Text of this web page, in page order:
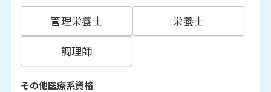
管理栄養士
栄養士
調理師
その他医療系資格